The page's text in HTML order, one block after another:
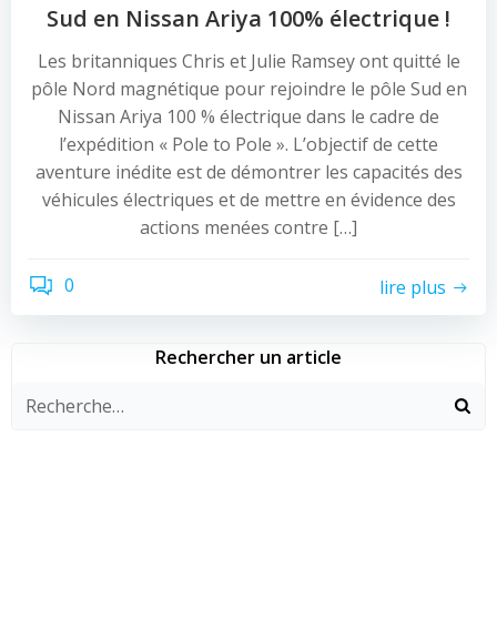
Sud en Nissan Ariya 100% électrique !
Les britanniques Chris et Julie Ramsey ont quitté le
pôle Nord magnétique pour rejoindre le pôle Sud en
Nissan Ariya 100 % électrique dans le cadre de
l’expédition « Pole to Pole ». L’objectif de cette
aventure inédite est de démontrer les capacités des
véhicules électriques et de mettre en évidence des
actions menées contre […]
0 lire plus
Rechercher un article